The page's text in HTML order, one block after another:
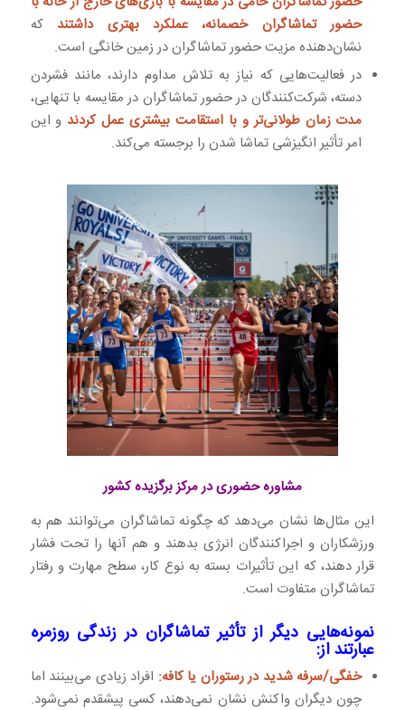
حضور تماشاگران خصمانه، عملکرد بهتری داشتند که
نشان‌دهنده مزیت حضور تماشاگران در زمین خانگی است.
در فعالیت‌هایی که نیاز به تلاش مداوم دارند، مانند فشردن
دسته، شرکت‌کنندگان در حضور تماشاگران در مقایسه با تنهایی،
مدت زمان طولانی‌تر و با استقامت بیشتری عمل کردند و این
امر تأثیر انگیزشی تماشا شدن را برجسته می‌کند.
مشاوره حضوری در مرکز برگزیده کشور
این مثال‌ها نشان می‌دهد که چگونه تماشاگران می‌توانند هم به
ورزشکاران و اجراکنندگان انرژی بدهند و هم آنها را تحت فشار
قرار دهند، که این تأثیرات بسته به نوع کار، سطح مهارت و رفتار
تماشاگران متفاوت است.
نمونه‌هایی دیگر از تأثیر تماشاگران در زندگی روزمره
عبارتند از:
خفگی/سرفه شدید در رستوران یا کافه: افراد زیادی می‌بینند اما
چون دیگران واکنش نشان نمی‌دهند، کسی پیشقدم نمی‌شود.